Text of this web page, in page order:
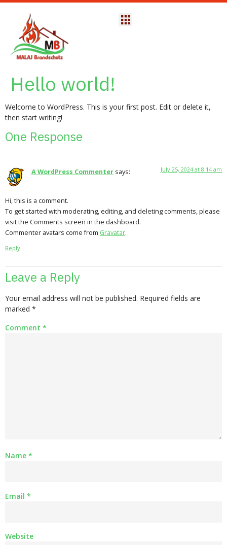
Hello world!
Welcome to WordPress. This is your first post. Edit or delete it,
then start writing!
One Response
A WordPress Commenter says: July 25, 2024 at 8:14 am
Hi, this is a comment.
To get started with moderating, editing, and deleting comments, please
visit the Comments screen in the dashboard.
Commenter avatars come from Gravatar.
Reply
Leave a Reply
Your email address will not be published. Required fields are
marked *
Comment *
Name *
Email *
Website